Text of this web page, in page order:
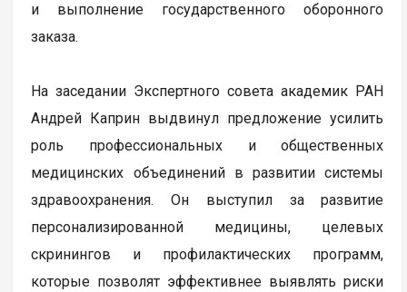
и выполнение государственного оборонного
заказа.
На заседании Экспертного совета академик РАН
Андрей Каприн выдвинул предложение усилить
роль профессиональных и общественных
медицинских объединений в развитии системы
здравоохранения. Он выступил за развитие
персонализированной медицины, целевых
скринингов и профилактических программ,
которые позволят эффективнее выявлять риски